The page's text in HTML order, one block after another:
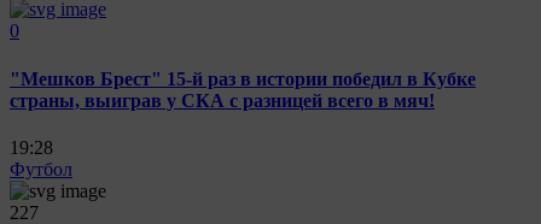
0
"Мешков Брест" 15-й раз в истории победил в Кубке
страны, выиграв у СКА с разницей всего в мяч!
19:28
Футбол
227